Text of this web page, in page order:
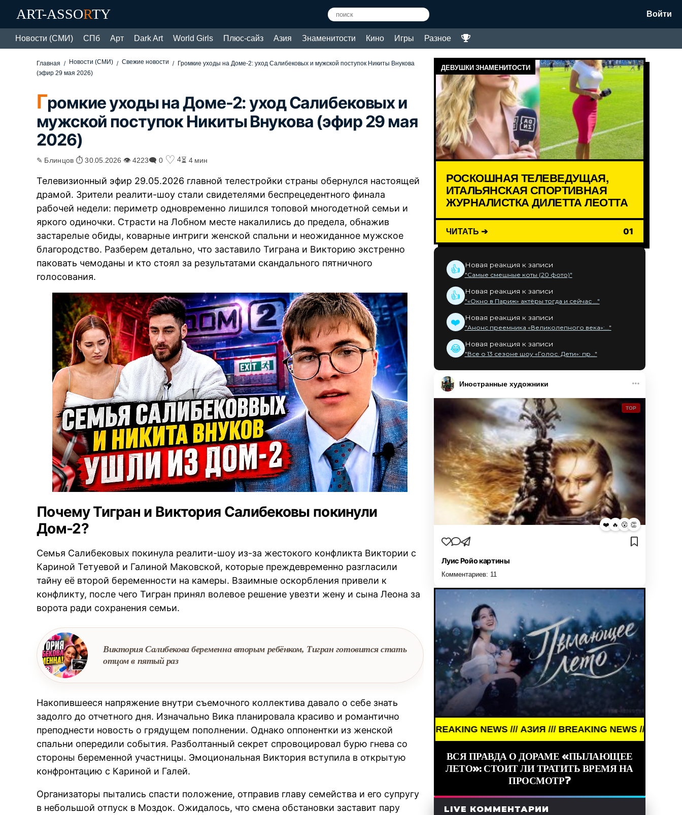
ART-ASSORTY Войти
Новости (СМИ) СПб Арт Dark Art World Girls Плюс-сайз Азия Знаменитости Кино Игры Разное
Главная Новости (СМИ) Свежие новости
Громкие уходы на Доме-2: уход Салибековых и мужской поступок Никиты Внукова
(эфир 29 мая 2026)
Громкие уходы на Доме-2: уход Салибековых и
мужской поступок Никиты Внукова (эфир 29 мая
2026)
✎ Блинцов ⏱ 30.05.2026 👁 4223🗨 0 ♡ 4⏳ 4 мин
Телевизионный эфир 29.05.2026 главной телестройки страны обернулся настоящей
драмой. Зрители реалити-шоу стали свидетелями беспрецедентного финала
рабочей недели: периметр одновременно лишился топовой многодетной семьи и
яркого одиночки. Страсти на Лобном месте накалились до предела, обнажив
застарелые обиды, коварные интриги женской спальни и неожиданное мужское
благородство. Разберем детально, что заставило Тиграна и Викторию экстренно
паковать чемоданы и кто стоял за результатами скандального пятничного
голосования.
Почему Тигран и Виктория Салибековы покинули
Дом-2?
Семья Салибековых покинула реалити-шоу из-за жестокого конфликта Виктории с
Кариной Тетуевой и Галиной Маковской, которые преждевременно разгласили
тайну её второй беременности на камеры. Взаимные оскорбления привели к
конфликту, после чего Тигран принял волевое решение увезти жену и сына Леона за
ворота ради сохранения семьи.
Виктория Салибекова беременна вторым ребёнком, Тигран готовится стать
отцом в пятый раз
Накопившееся напряжение внутри съемочного коллектива давало о себе знать
задолго до отчетного дня. Изначально Вика планировала красиво и романтично
преподнести новость о грядущем пополнении. Однако оппонентки из женской
спальни опередили события. Разболтанный секрет спровоцировал бурю гнева со
стороны беременной участницы. Эмоциональная Виктория вступила в открытую
конфронтацию с Кариной и Галей.
Организаторы пытались спасти положение, отправив главу семейства и его супругу
в небольшой отпуск в Моздок. Ожидалось, что смена обстановки заставит пару
ДЕВУШКИ ЗНАМЕНИТОСТИ
РОСКОШНАЯ ТЕЛЕВЕДУЩАЯ,
ИТАЛЬЯНСКАЯ СПОРТИВНАЯ
ЖУРНАЛИСТКА ДИЛЕТТА ЛЕОТТА
ЧИТАТЬ ➔ 01
👍 Новая реакция к записи
"Самые смешные коты (20 фото)"
👍 Новая реакция к записи
"«Окно в Париж» актёры тогда и сейчас ..."
❤️ Новая реакция к записи
"Анонс преемника «Великолепного века»:..."
😂 Новая реакция к записи
"Все о 13 сезоне шоу «Голос. Дети»: пр..."
Иностранные художники
TOP
❤️ 🔥 😮 👏
Луис Ройо картины
Комментариев: 11
BREAKING NEWS /// АЗИЯ /// BREAKING NEWS /// АЗИЯ ///
ВСЯ ПРАВДА О ДОРАМЕ «ПЫЛАЮЩЕЕ
ЛЕТО»: СТОИТ ЛИ ТРАТИТЬ ВРЕМЯ НА
ПРОСМОТР?
LIVE КОММЕНТАРИИ